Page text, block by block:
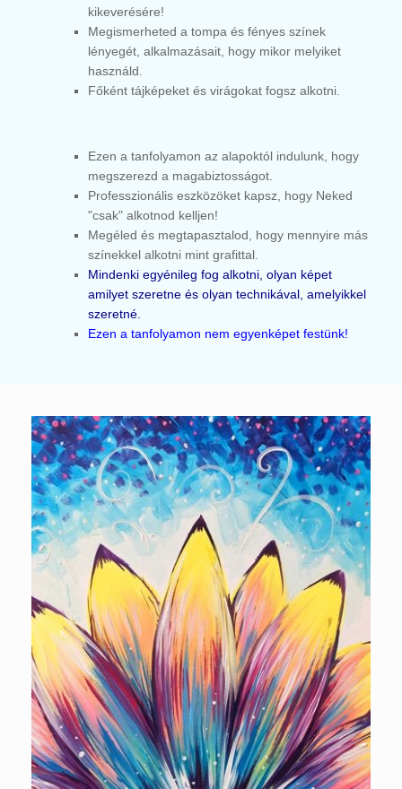
kikeverésére!
Megismerheted a tompa és fényes színek
lényegét, alkalmazásait, hogy mikor melyiket
használd.
Főként tájképeket és virágokat fogsz alkotni.
Ezen a tanfolyamon az alapoktól indulunk, hogy
megszerezd a magabiztosságot.
Professzionális eszközöket kapsz, hogy Neked
"csak" alkotnod kelljen!
Megéled és megtapasztalod, hogy mennyire más
színekkel alkotni mint grafittal.
Mindenki egyénileg fog alkotni, olyan képet
amilyet szeretne és olyan technikával, amelyikkel
szeretné.
Ezen a tanfolyamon nem egyenképet festünk!